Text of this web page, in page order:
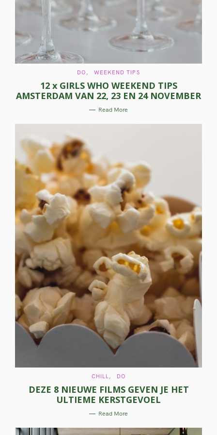
C
T
E
G
O
R
I
S
DO WEEKEND TIPS
12 x GIRLS WHO WEEKEND TIPS
AMSTERDAM VAN 22, 23 EN 24 NOVEMBER
Read More
C
T
E
G
O
R
I
S
CHILL DO
DEZE 8 NIEUWE FILMS GEVEN JE HET
ULTIEME KERSTGEVOEL
Read More
c
f
r